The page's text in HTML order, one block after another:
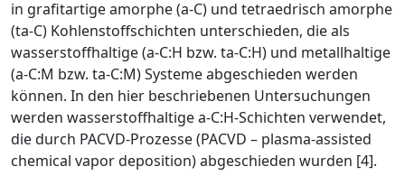
in grafitartige amorphe (a-C) und tetraedrisch amorphe
(ta-C) Kohlenstoffschichten unterschieden, die als
wasserstoffhaltige (a-C:H bzw. ta-C:H) und metallhaltige
(a-C:M bzw. ta-C:M) Systeme abgeschieden werden
können. In den hier beschriebenen Untersuchungen
werden wasserstoffhaltige a-C:H-Schichten verwendet,
die durch PACVD-Prozesse (PACVD – plasma-assisted
chemical vapor deposition) abgeschieden wurden [4].